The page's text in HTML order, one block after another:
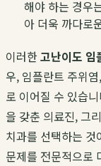
해야 하는 경우
아 더욱 까다로
이러한고난이도 임
우, 임플란트 주위
로 이어질 수 있습
을 갖춘 의료진, 그
치과를 선택하는 것
문제를 전문적으로